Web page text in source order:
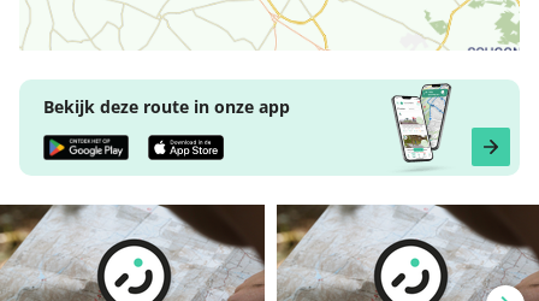
Bekijk deze route in onze app